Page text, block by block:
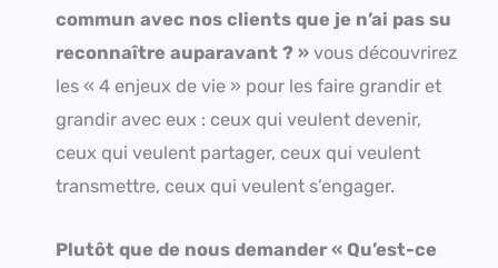
commun avec nos clients que je n’ai pas su
reconnaître auparavant ? »vous découvrirez
les « 4 enjeux de vie » pour les faire grandir et
grandir avec eux : ceux qui veulent devenir,
ceux qui veulent partager, ceux qui veulent
transmettre, ceux qui veulent s’engager.
Plutôt que de nous demander « Qu’est-ce